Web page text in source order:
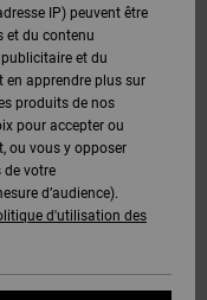
IP) peuvent être
et du contenu
et du
en apprendre plus sur
produits de nos
pour accepter ou
ou vous y opposer
de votre
d’audience).
d'utilisation des